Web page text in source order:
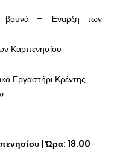
βουνά – Έναρξη των
Καρπενησίου
Εργαστήρι Κρέντης
| Ώρα: 18.00